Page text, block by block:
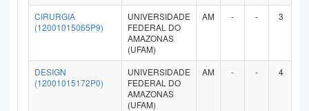
CIRURGIA
(12001015065P9)
UNIVERSIDADE
FEDERAL DO
AMAZONAS
(UFAM)
AM - - 3
DESIGN
(12001015172P0)
UNIVERSIDADE
FEDERAL DO
AMAZONAS
(UFAM)
AM - - 4